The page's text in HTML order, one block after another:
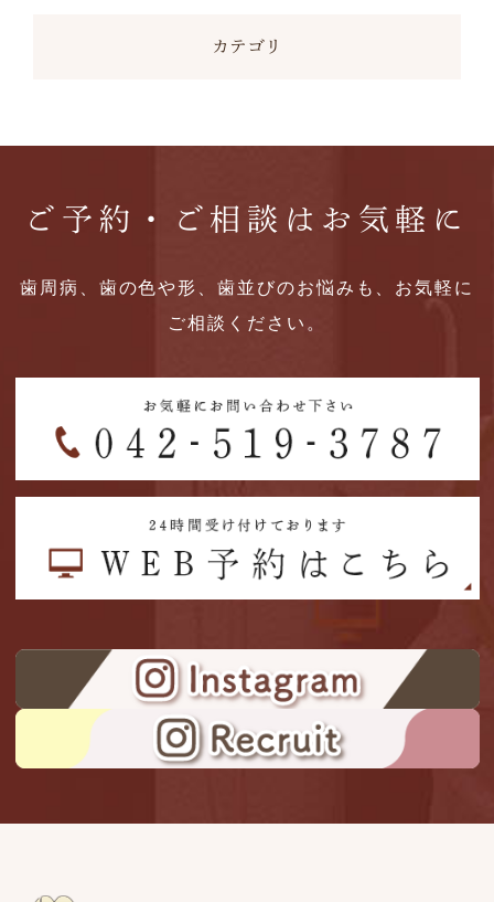
カテゴリ
ご予約・ご相談はお気軽に
歯周病、歯の色や形、歯並びのお悩みも、お気軽に
ご相談ください。